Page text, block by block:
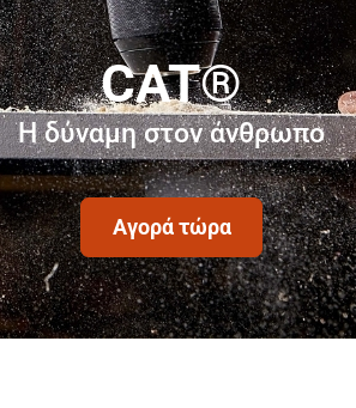
CAT®
Η δύναμη στον άνθρωπο
Αγορά τώρα